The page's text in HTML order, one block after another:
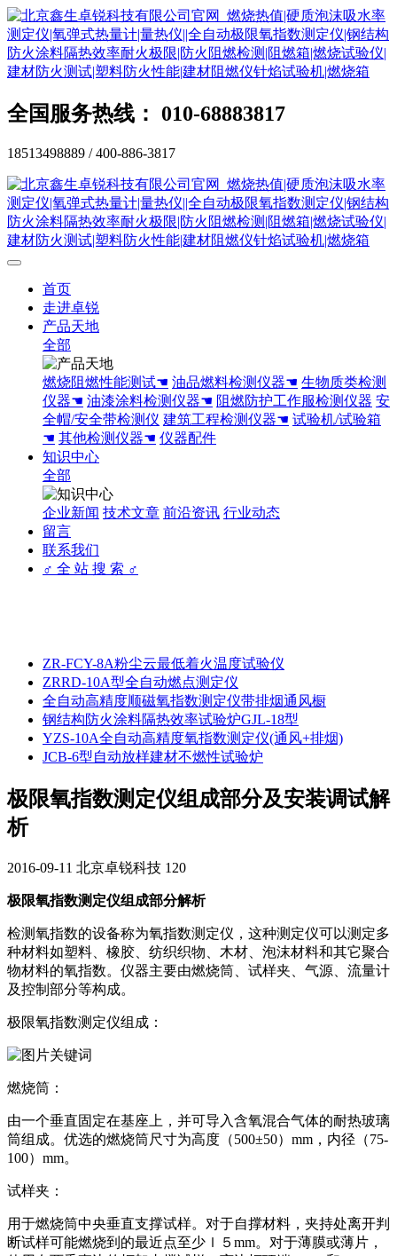
全国服务热线： 010-68883817
18513498889 / 400-886-3817
首页
走进卓锐
产品天地
全部
燃烧阻燃性能测试☚ 油品燃料检测仪器☚ 生物质类检测
仪器☚ 油漆涂料检测仪器☚ 阻燃防护工作服检测仪器 安
全帽/安全带检测仪 建筑工程检测仪器☚ 试验机/试验箱
☚ 其他检测仪器☚ 仪器配件
知识中心
全部
企业新闻 技术文章 前沿资讯 行业动态
留言
联系我们
♂ 全 站 搜 索 ♂
ZR-FCY-8A粉尘云最低着火温度试验仪
ZRRD-10A型全自动燃点测定仪
全自动高精度顺磁氧指数测定仪带排烟通风橱
钢结构防火涂料隔热效率试验炉GJL-18型
YZS-10A全自动高精度氧指数测定仪(通风+排烟)
JCB-6型自动放样建材不燃性试验炉
极限氧指数测定仪组成部分及安装调试解
析
2016-09-11 北京卓锐科技 120
极限氧指数测定仪组成部分解析
检测氧指数的设备称为氧指数测定仪，这种测定仪可以测定多
种材料如塑料、橡胶、纺织织物、木材、泡沫材料和其它聚合
物材料的氧指数。仪器主要由燃烧筒、试样夹、气源、流量计
及控制部分等构成。
极限氧指数测定仪组成：
燃烧筒：
由一个垂直固定在基座上，并可导入含氧混合气体的耐热玻璃
筒组成。优选的燃烧筒尺寸为高度（500±50）mm，内径（75-
100）mm。
试样夹：
用于燃烧筒中央垂直支撑试样。对于自撑材料，夹持处离开判
断试样可能燃烧到的最近点至少ｌ５mm。对于薄膜或薄片，